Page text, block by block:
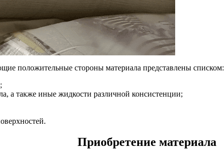
положительные стороны материала представлены списком:
а также иные жидкости различной консистенции;
Приобретение материала